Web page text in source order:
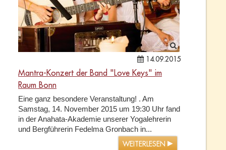
14.09.2015
Mantra-Konzert der Band "Love Keys" im
Raum Bonn
Eine ganz besondere Veranstaltung! . Am
Samstag, 14. November 2015 um 19:30 Uhr fand
in der Anahata-Akademie unserer Yogalehrerin
und Bergführerin Fedelma Gronbach in...
WEITERLESEN